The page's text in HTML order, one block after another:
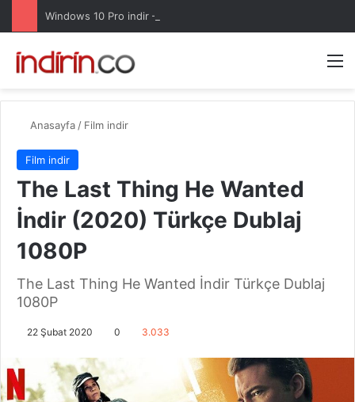
Windows 10 Pro indir – Türkçe – Güncel 2025
Anasayfa / Film indir
Film indir
The Last Thing He Wanted
İndir (2020) Türkçe Dublaj
1080P
The Last Thing He Wanted İndir Türkçe Dublaj
1080P
22 Şubat 2020 0 3.033